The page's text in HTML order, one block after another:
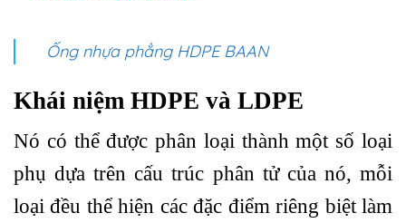
Ống nhựa phẳng HDPE BAAN
Khái niệm HDPE và LDPE
Nó có thể được phân loại thành một số loại
phụ dựa trên cấu trúc phân tử của nó, mỗi
loại đều thể hiện các đặc điểm riêng biệt làm